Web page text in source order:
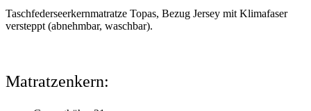
Taschfederseerkernmatratze Topas, Bezug Jersey mit Klimafaser
versteppt (abnehmbar, waschbar).
Matratzenkern: